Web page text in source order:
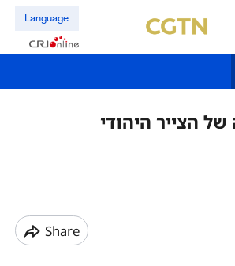
Language
הצייר היהודי
Share